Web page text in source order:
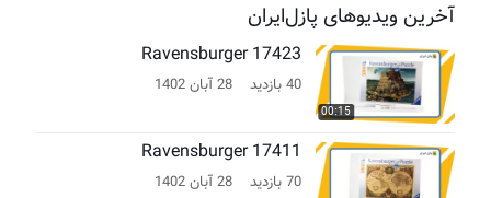
آخرین ویدیوهای پازل‌ایران
00:15
Ravensburger 17423
40 بازدید 28 آبان 1402
Ravensburger 17411
70 بازدید 28 آبان 1402